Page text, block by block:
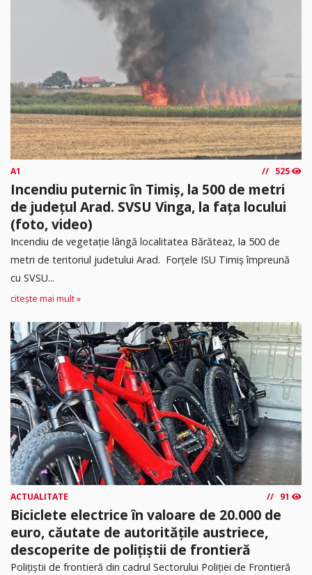
A1 525
Incendiu puternic în Timiș, la 500 de metri
de județul Arad. SVSU Vinga, la fața locului
(foto, video)
Incendiu de vegetație lângă localitatea Bărăteaz, la 500 de
metri de teritoriul judetului Arad. Forțele ISU Timiș împreună
cu SVSU...
citește mai mult »
ACTUALITATE 91
Biciclete electrice în valoare de 20.000 de
euro, căutate de autoritățile austriece,
descoperite de polițiștii de frontieră
Poliţiştii de frontieră din cadrul Sectorului Poliției de Frontieră